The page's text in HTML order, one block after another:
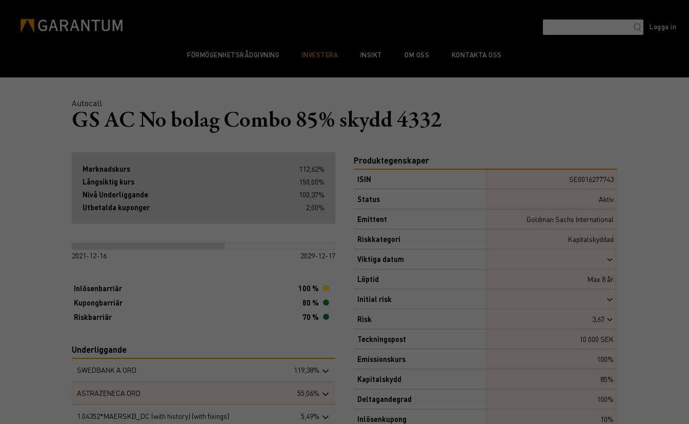
Logga in
FÖRMÖGENHETSRÅDGIVNING INVESTERA INSIKT OM OSS KONTAKTA OSS
Autocall
GS AC No bolag Combo 85% skydd 4332
Marknadskurs
112,62%
Långsiktig kurs
150,00%
Nivå Underliggande
100,37%
Utbetalda kuponger
2,00%
2021-12-16 2029-12-17
Inlösenbarriär
100 %
Kupongbarriär
80 %
Riskbarriär
70 %
Underliggande
SWEDBANK A ORD 119,38%
ASTRAZENECA ORD 55,06%
1.04352*MAERSKB_DC (with history) (with fixings) 5,49%
Produktegenskaper
ISIN SE0016277743
Status Aktiv
Emittent Goldman Sachs International
Riskkategori Kapitalskyddad
Viktiga datum
Löptid Max 8 år
Initial risk
Risk 3,67
Teckningspost 10 000 SEK
Emissionskurs 100%
Kapitalskydd 85%
Deltagandegrad 100%
Inlösenkupong 10%